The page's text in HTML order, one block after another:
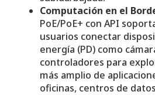
Computación en el
PoE/PoE+ con API
usuarios conectar
energía (PD) como
controladores para
más amplio de
oficinas, centros de